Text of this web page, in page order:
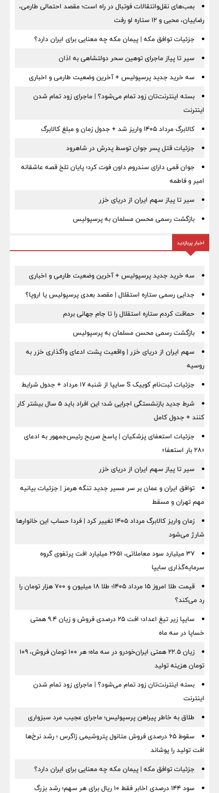
بمب‌های نقل‌وانتقالات فوتبال در راه است؛ مقصد احتمالی طارمی،
رضاییان، محبی و ۱۲ ستاره لو رفت
جزئیات توافق مکه | پیمان مکه چه معنایی برای ایران دارد؟
سیر تا پیاز ماجرای توهین سحر دولتشاهی به اذان
سه خرید جدید پرسپولیس + آخرین وضعیت طارمی و اخباری
بسته اینترنت‌تان زود تمام می‌شود؟ | ماجرای زود تمام شدن
اینترنت
کالابرگ مرداد ۱۴۰۵ واریز شد + جدول زمان و مبلغ کالابرگ
جزئیات قتل پسر جوان توسط پدرش در شاهرود
جوان قمی دارای سندروم داون فوت کرد؛ پایان تلخ قصه عاشقانه
امیر و فاطمه
سیر تا پیاز سهم ایران از دریای خزر
بازگشت رسمی محسن مسلمان به پرسپولیس
اخبار پربازدید
سه خرید جدید پرسپولیس + آخرین وضعیت طارمی و اخباری
جدایی رسمی ستاره استقلال | مقصد بعدی پرسپولیس یا اروپا؟
حماقت کردم ستاره استقلال را تا جام جهانی بردم
بازگشت رسمی محسن مسلمان به پرسپولیس
سهم ایران از دریای خزر | واقعیت پشت ادعای واگذاری خزر به
روسیه
جزئیات ثبت‌نام کوییک S سایپا از شنبه ۱۷ مرداد + جدول شرایط
شرط جدید بازنشستگی اجرایی شد؛ این افراد باید ۵ سال بیشتر کار
کنند + جدول کامل
جزئیات استعفای پزشکیان | پاسخ صریح رئیس‌جمهور به ادعای
«۲۸ بار استعفا»
سیر تا پیاز سهم ایران از دریای خزر
توافق ایران و عمان بر سر مسیر جدید تنگه هرمز | جزئیات بیانیه
مهم تهران و مسقط
زمان واریز کالابرگ مرداد ۱۴۰۵ تغییر کرد | فردا حساب این خانوارها
شارژ می‌شود
۳۷ میلیارد سود معاملاتی، ۲۶۵۱ میلیارد افت پرتفوی گروه
سرمایه‌گذاری سایپا
قیمت طلا امروز ۱۵ مرداد ۱۴۰۵؛ طلا ۱۸ میلیون و ۷۰۰ هزار تومان را
رد می‌کند؟
سایپا زیر تیغ اعداد؛ افت ۲۵ درصدی فروش و زیان ۹.۴ همتی
خساپا در سه ماه
زیان ۲۲.۵ همتی ایران‌خودرو در سه ماه؛ هر ۱۰۰ تومان فروش، ۱۰۹
تومان هزینه تولید
بسته اینترنت‌تان زود تمام می‌شود؟ | ماجرای زود تمام شدن
اینترنت
طلاق به خاطر پیراهن پرسپولیس؛ ماجرای عجیب مرد سبزواری
سقوط ۶۵ درصدی فروش متانول پتروشیمی زاگرس ؛ رشد نرخ‌ها
افت تولید را پوشاند
جزئیات توافق مکه | پیمان مکه چه معنایی برای ایران دارد؟
سود ۱۴۴ درصدی اخابر فقط ۱۰ ریال برای هر سهم؛ رشد بزرگ